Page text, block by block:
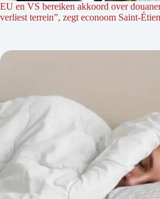
EU en VS bereiken akkoord over
verliest terrein”, zegt econoom Saint-